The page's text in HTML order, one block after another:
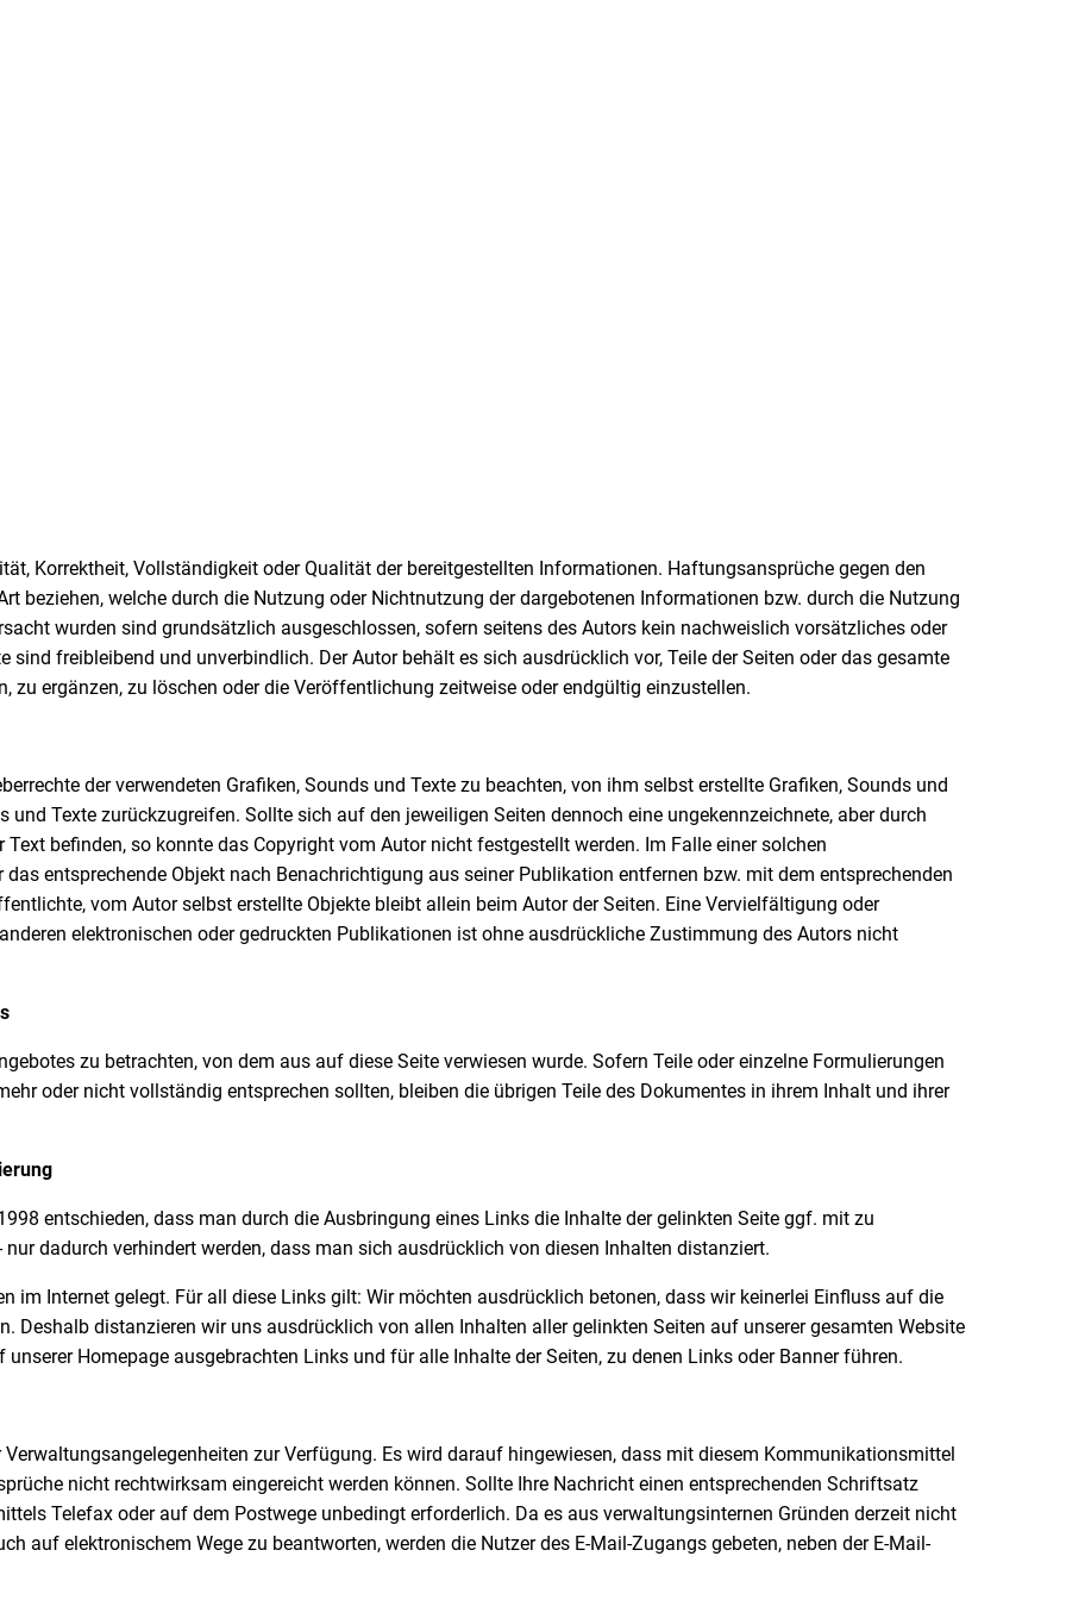
Korrektheit, Vollständigkeit oder Qualität der bereitgestellten Informationen. Haftungsansprüche gegen den
beziehen, welche durch die Nutzung oder Nichtnutzung der dargebotenen Informationen bzw. durch die Nutzung
wurden sind grundsätzlich ausgeschlossen, sofern seitens des Autors kein nachweislich vorsätzliches oder
freibleibend und unverbindlich. Der Autor behält es sich ausdrücklich vor, Teile der Seiten oder das gesamte
zu ergänzen, zu löschen oder die Veröffentlichung zeitweise oder endgültig einzustellen.
der verwendeten Grafiken, Sounds und Texte zu beachten, von ihm selbst erstellte Grafiken, Sounds und
Texte zurückzugreifen. Sollte sich auf den jeweiligen Seiten dennoch eine ungekennzeichnete, aber durch
befinden, so konnte das Copyright vom Autor nicht festgestellt werden. Im Falle einer solchen
entsprechende Objekt nach Benachrichtigung aus seiner Publikation entfernen bzw. mit dem entsprechenden
vom Autor selbst erstellte Objekte bleibt allein beim Autor der Seiten. Eine Vervielfältigung oder
elektronischen oder gedruckten Publikationen ist ohne ausdrückliche Zustimmung des Autors nicht
zu betrachten, von dem aus auf diese Seite verwiesen wurde. Sofern Teile oder einzelne Formulierungen
oder nicht vollständig entsprechen sollten, bleiben die übrigen Teile des Dokumentes in ihrem Inhalt und ihrer
entschieden, dass man durch die Ausbringung eines Links die Inhalte der gelinkten Seite ggf. mit zu
dadurch verhindert werden, dass man sich ausdrücklich von diesen Inhalten distanziert.
im Internet gelegt. Für all diese Links gilt: Wir möchten ausdrücklich betonen, dass wir keinerlei Einfluss auf die
Deshalb distanzieren wir uns ausdrücklich von allen Inhalten aller gelinkten Seiten auf unserer gesamten Website
Homepage ausgebrachten Links und für alle Inhalte der Seiten, zu denen Links oder Banner führen.
zur Verfügung. Es wird darauf hingewiesen, dass mit diesem Kommunikationsmittel
nicht rechtwirksam eingereicht werden können. Sollte Ihre Nachricht einen entsprechenden Schriftsatz
Telefax oder auf dem Postwege unbedingt erforderlich. Da es aus verwaltungsinternen Gründen derzeit nicht
auf elektronischem Wege zu beantworten, werden die Nutzer des E-Mail-Zugangs gebeten, neben der E-Mail-